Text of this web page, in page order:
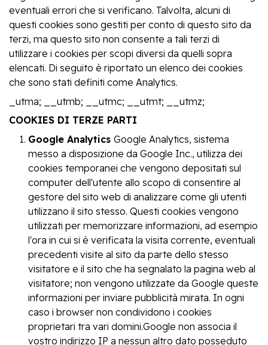
eventuali errori che si verificano. Talvolta, alcuni di
questi cookies sono gestiti per conto di questo sito da
terzi, ma questo sito non consente a tali terzi di
utilizzare i cookies per scopi diversi da quelli sopra
elencati. Di seguito è riportato un elenco dei cookies
che sono stati definiti come Analytics.
_utma; __utmb; __utmc; __utmt; __utmz;
COOKIES DI TERZE PARTI
Google Analytics Google Analytics, sistema
messo a disposizione da Google Inc., utilizza dei
cookies temporanei che vengono depositati sul
computer dell'utente allo scopo di consentire al
gestore del sito web di analizzare come gli utenti
utilizzano il sito stesso. Questi cookies vengono
utilizzati per memorizzare informazioni, ad esempio
l'ora in cui si è verificata la visita corrente, eventuali
precedenti visite al sito da parte dello stesso
visitatore e il sito che ha segnalato la pagina web al
visitatore; non vengono utilizzate da Google queste
informazioni per inviare pubblicità mirata. In ogni
caso i browser non condividono i cookies
proprietari tra vari domini.Google non associa il
vostro indirizzo IP a nessun altro dato posseduto